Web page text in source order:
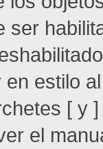
ser
estilo
[ y
el